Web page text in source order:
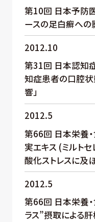
第10回 日本予防
ースの足白癬への
2012.10
第31回 日本認知
知症患者の口腔
響」
2012.5
第66回 日本栄養
実エキス (ミルト
酸化ストレスに及
2012.5
第66回 日本栄養
ラス”摂取による